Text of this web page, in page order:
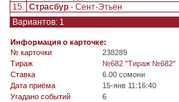
15. Страсбур - Сент-Этьен
Вариантов: 1
Информация о карточке:
№ карточки
238289
Tираж
№682 "Тираж №682"
Ставка
6.00 сомони
Дата приёма
15-янв 11:16:40
Угадано событий
6